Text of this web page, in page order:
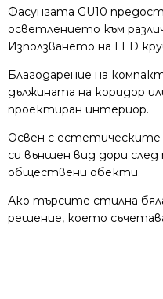
Фасунгата GU10
осветлението към
Използването на LED
Благодарение на
дължината на коридор
проектиран интериор.
Освен с естетическите
си външен вид дори
обществени обекти.
Ако търсите стилна
решение, което